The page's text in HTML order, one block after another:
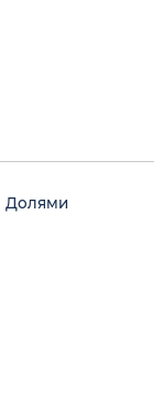
Долями